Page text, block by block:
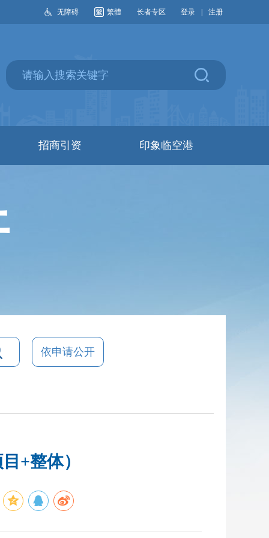
无障碍 繁體 长者专区 登录 注册
招商引资 印象临空港
依申请公开
+整体）